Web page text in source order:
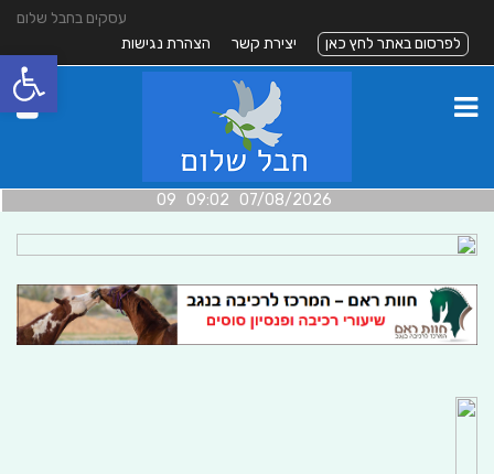
פתח
עסקים בחבל שלום
לפרסום באתר לחץ כאן
יצירת קשר הצהרת נגישות
07/08/2026 09:02 09